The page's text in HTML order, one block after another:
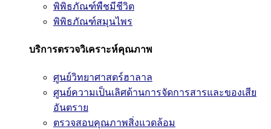
พิพิธภัณฑ์พืชมีชีวิต
พิพิธภัณฑ์สมุนไพร
บริการตรวจวิเคราะห์คุณภาพ
ศูนย์วิทยาศาสตร์ฮาลาล
ศูนย์ความเป็นเลิศด้านการจัดการสารและของเสีย
อันตราย
ตรวจสอบคุณภาพสิ่งแวดล้อม